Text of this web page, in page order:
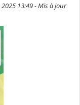
13:49 - Mis à jour